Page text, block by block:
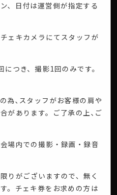
、日付は運営側が指定する
ェキカメラにてスタッフが
つき、撮影1回のみです。
為､スタッフがお客様の肩や
があります。ご了承の上､ご
場内での撮影・録画・録音
りがございますので、無く
。チェキ券をお求めの方は